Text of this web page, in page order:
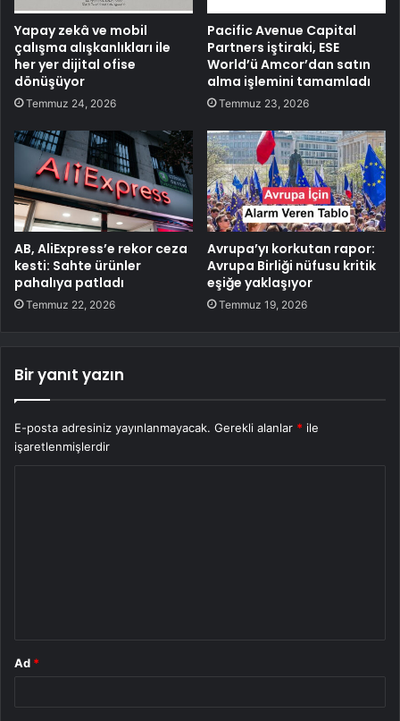
Yapay zekâ ve mobil
çalışma alışkanlıkları ile
her yer dijital ofise
dönüşüyor
Temmuz 24, 2026
Pacific Avenue Capital
Partners iştiraki, ESE
World’ü Amcor’dan satın
alma işlemini tamamladı
Temmuz 23, 2026
AB, AliExpress’e rekor ceza
kesti: Sahte ürünler
pahalıya patladı
Temmuz 22, 2026
Avrupa’yı korkutan rapor:
Avrupa Birliği nüfusu kritik
eşiğe yaklaşıyor
Temmuz 19, 2026
Bir yanıt yazın
E-posta adresiniz yayınlanmayacak. Gerekli alanlar * ile
işaretlenmişlerdir
Ad *